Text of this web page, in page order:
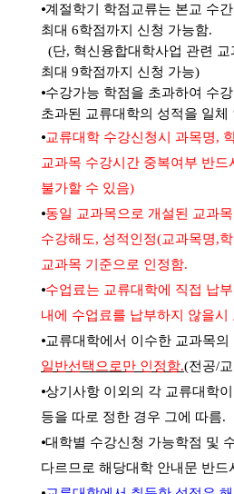
⦁계절학기 학점교류는 본교 수
최대 6학점까지 신청 가능함.
(단, 혁신융합대학사업 관련
최대 9학점까지 신청 가능)
⦁수강가능 학점을 초과하여 수
초과된 교류대학의 성적을 일체
⦁교류대학 수강신청시 과목명,
교과목 수강시간 중복여부 반드
불가할 수 있음)
⦁동일 교과목으로 개설된 교과
수강해도, 성적인정(교과목명,
교과목 기준으로 인정함.
⦁수업료는 교류대학에 직접 납
내에 수업료를 납부하지 않을시
⦁교류대학에서 이수한 교과목의
일반선택으로만 인정함.(전공/
⦁상기사항 이외의 각 교류대학
등을 따로 정한 경우 그에 따름.
⦁대학별 수강신청 가능학점 및
다르므로 해당대학 안내문 반드